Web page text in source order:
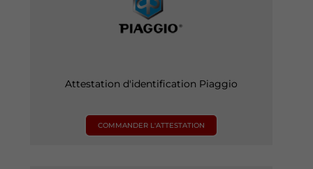
Attestation d'identification Piaggio
COMMANDER L'ATTESTATION